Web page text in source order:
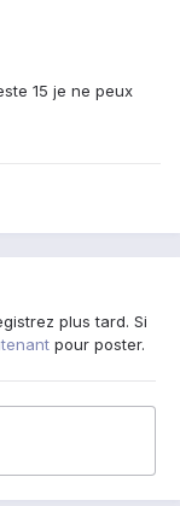
15 je ne peux
plus tard. Si
pour poster.